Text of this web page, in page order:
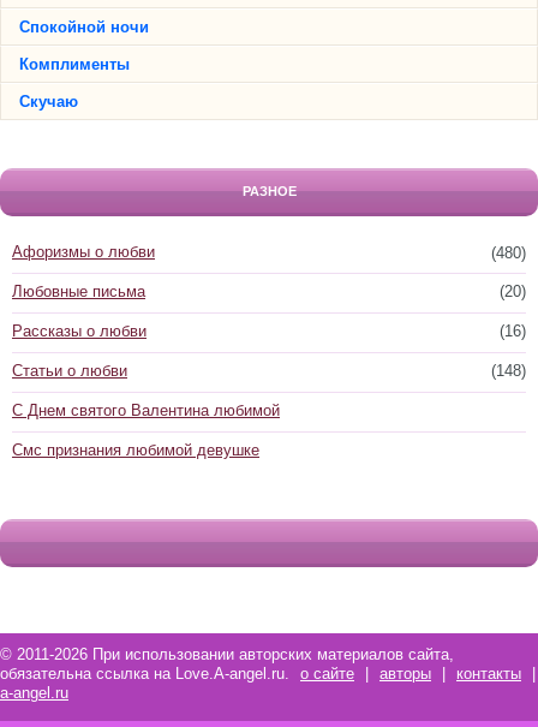
Спокойной ночи
Комплименты
Скучаю
РАЗНОЕ
(480)
Афоризмы о любви
(20)
Любовные письма
(16)
Рассказы о любви
(148)
Статьи о любви
С Днем святого Валентина любимой
Смс признания любимой девушке
© 2011-2026 При использовании авторских материалов сайта,
обязательна ссылка на Love.A-angel.ru.
о сайте авторы контакты
a-angel.ru